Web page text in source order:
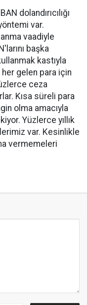
dolandırıcılığı
var.
vaadiyle
başka
kastıyla
gelen para için
ceza
Kısa süreli para
olma amacıyla
Yüzlerce yıllık
var. Kesinlikle
vermemeleri